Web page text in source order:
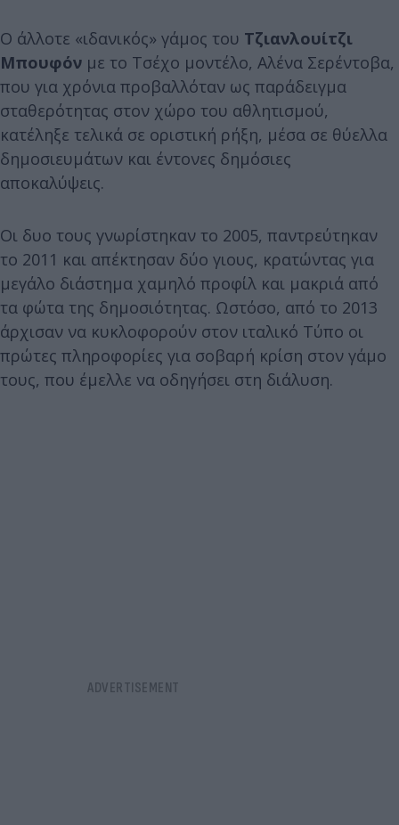
Ο άλλοτε «ιδανικός» γάμος του Τζιανλουίτζι
Μπουφόν με το Τσέχο μοντέλο, Αλένα Σερέντοβα,
που για χρόνια προβαλλόταν ως παράδειγμα
σταθερότητας στον χώρο του αθλητισμού,
κατέληξε τελικά σε οριστική ρήξη, μέσα σε θύελλα
δημοσιευμάτων και έντονες δημόσιες
αποκαλύψεις.
Οι δυο τους γνωρίστηκαν το 2005, παντρεύτηκαν
το 2011 και απέκτησαν δύο γιους, κρατώντας για
μεγάλο διάστημα χαμηλό προφίλ και μακριά από
τα φώτα της δημοσιότητας. Ωστόσο, από το 2013
άρχισαν να κυκλοφορούν στον ιταλικό Τύπο οι
πρώτες πληροφορίες για σοβαρή κρίση στον γάμο
τους, που έμελλε να οδηγήσει στη διάλυση.